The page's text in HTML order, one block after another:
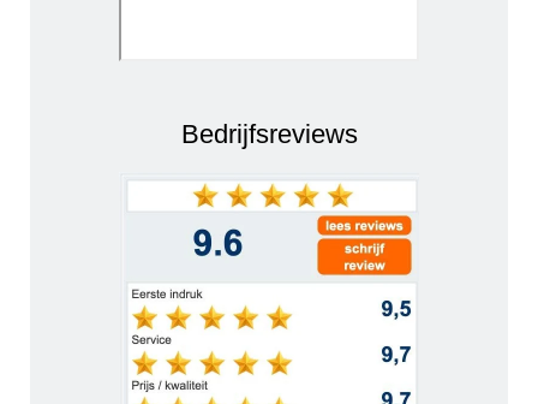
Bedrijfsreviews